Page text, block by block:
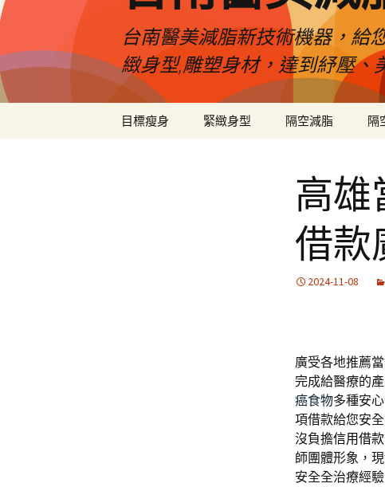
台南醫美減脂新技術機器，給
緻身型,雕塑身材，達到紓壓、
目標瘦身 緊緻身型 隔空減脂 隔
高雄
借款
2024-11-08
廣受各地推薦
完成給醫療的
癌食物多種安
項借款給您安
沒負擔信用借款
師團體形象，
安全全治療經